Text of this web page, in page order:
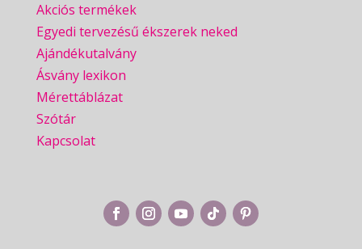
Akciós termékek
Egyedi tervezésű ékszerek neked
Ajándékutalvány
Ásvány lexikon
Mérettáblázat
Szótár
Kapcsolat